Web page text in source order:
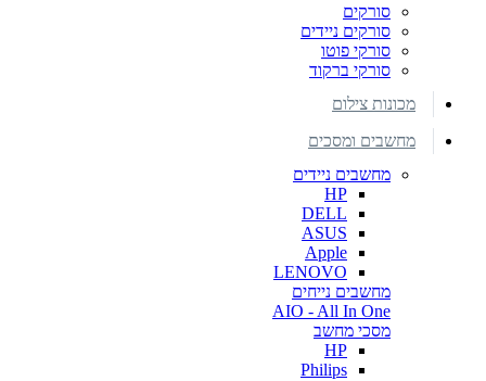
סורקים
סורקים ניידים
סורקי פוטו
סורקי ברקוד
מכונות צילום
מחשבים ומסכים
מחשבים ניידים
HP
DELL
ASUS
Apple
LENOVO
מחשבים נייחים
AIO - All In One
מסכי מחשב
HP
Philips